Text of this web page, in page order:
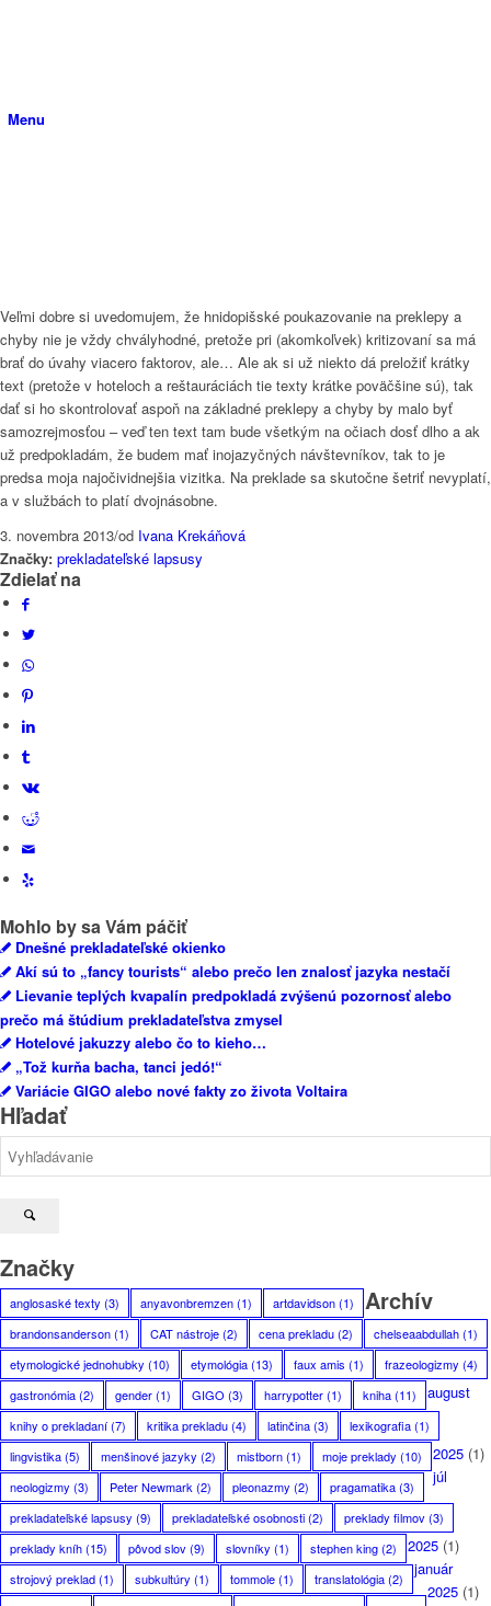
Menu
Veľmi dobre si uvedomujem, že hnidopišské poukazovanie na preklepy a
chyby nie je vždy chvályhodné, pretože pri (akomkoľvek) kritizovaní sa má
brať do úvahy viacero faktorov, ale… Ale ak si už niekto dá preložiť krátky
text (pretože v hoteloch a reštauráciách tie texty krátke poväčšine sú), tak
dať si ho skontrolovať aspoň na základné preklepy a chyby by malo byť
samozrejmosťou – veď ten text tam bude všetkým na očiach dosť dlho a ak
už predpokladám, že budem mať inojazyčných návštevníkov, tak to je
predsa moja najočividnejšia vizitka. Na preklade sa skutočne šetriť nevyplatí,
a v službách to platí dvojnásobne.
3. novembra 2013/od Ivana Krekáňová
Značky: prekladateľské lapsusy
Zdielať na
Mohlo by sa Vám páčiť
Dnešné prekladateľské okienko
Akí sú to „fancy tourists“ alebo prečo len znalosť jazyka nestačí
Lievanie teplých kvapalín predpokladá zvýšenú pozornosť alebo
prečo má štúdium prekladateľstva zmysel
Hotelové jakuzzy alebo čo to kieho…
„Tož kurňa bacha, tanci jedó!“
Variácie GIGO alebo nové fakty zo života Voltaira
Hľadať
Značky
anglosaské texty (3) anyavonbremzen(1) artdavidson(1)
brandonsanderson(1) CAT nástroje(2) cena prekladu(2) chelseaabdullah(1)
etymologické jednohubky (10) etymológia(13) faux amis (1) frazeologizmy (4)
gastronómia(2) gender(1) GIGO (3) harrypotter(1) kniha(11)
knihy o prekladaní(7) kritika prekladu(4) latinčina(3) lexikografia(1)
lingvistika(5) menšinové jazyky (2) mistborn(1) moje preklady (10)
neologizmy (3) Peter Newmark(2) pleonazmy (2) pragamatika(3)
prekladateľské lapsusy (9) prekladateľské osobnosti(2) preklady filmov(3)
preklady kníh(15) pôvod slov(9) slovníky (1) stephen king(2)
strojový preklad(1) subkultúry (1) tommole(1) translatológia(2)
Archív
august
2025 (1)
júl
2025 (1)
január
2025 (1)